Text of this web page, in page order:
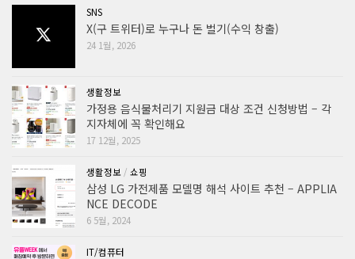
SNS
X(구 트위터)로 누구나 돈 벌기(수익 창출)
24 1월, 2026
생활정보
가정용 음식물처리기 지원금 대상 조건 신청방법 – 각
지자체에 꼭 확인해요
17 12월, 2025
생활정보 / 쇼핑
삼성 LG 가전제품 모델명 해석 사이트 추천 – APPLIA
NCE DECODE
6 5월, 2024
IT/컴퓨터